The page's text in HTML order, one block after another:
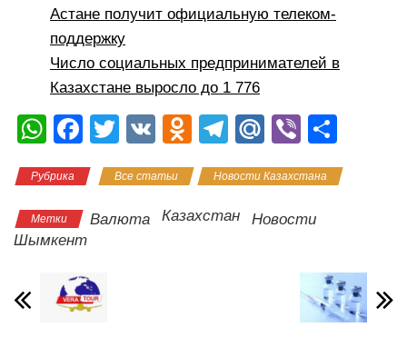
Астане получит официальную телеком-
поддержку
Число социальных предпринимателей в
Казахстане выросло до 1 776
W
at
s
A
p
F
c
e
b
o
o
T
tt
er
V
O
n
o
T
e
gr
M
.R
u
Vi
er р
и
ть
Рубрика Все статьи Новости Казахстана
Метки Валюта Казахстан
Новости
Шымкент